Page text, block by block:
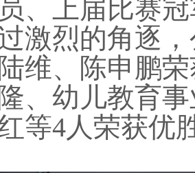
、上届比赛
激烈的角逐
维、陈申鹏
、幼儿教育
等4人荣获优